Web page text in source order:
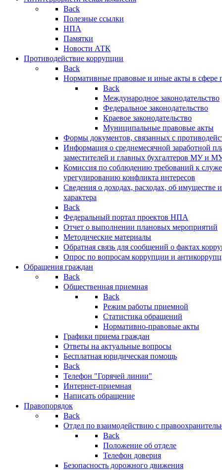
Back
Полезные ссылки
НПА
Памятки
Новости АТК
Противодействие коррупции
Back
Нормативные правовые и иные акты в сфере
Back
Международное законодательство
Федеральное законодательство
Краевое законодательство
Муниципальные правовые акты
Формы документов, связанных с
Информация о среднемесячной заработной
заместителей и главных бухгалтеров МУ и
Комиссия по соблюдению требований к
урегулированию конфликта интересов
Сведения о доходах, расходах, об имуществе
характера
Back
Федеральный портал проектов НПА
Отчет о выполнении плановых мероприятий
Методические материалы
Обратная связь для сообщений о фактах
Опрос по вопросам коррупции и
Обращения граждан
Back
Общественная приемная
Back
Режим работы приемной
Статистика обращений
Нормативно-правовые акты
Графики приема граждан
Ответы на актуальные вопросы
Бесплатная юридическая помощь
Back
Телефон "Горячей линии"
Интернет-приемная
Написать обращение
Правопорядок
Back
Отдел по взаимодействию с
Back
Положение об отделе
Телефон доверия
Безопасность дорожного движения